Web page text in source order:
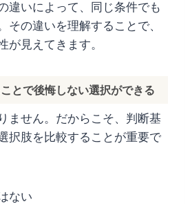
違いによって、同じ条件でも
その違いを理解することで、
が見えてきます。
とで後悔しない選択ができる
ません。だからこそ、判断基
択肢を比較することが重要で
ない